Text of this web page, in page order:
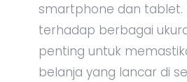
smartphone dan tablet.
terhadap berbagai
penting untuk
belanja yang lancar di